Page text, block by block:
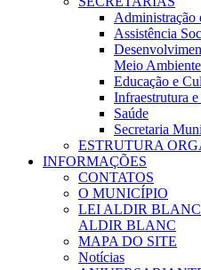
Administração
Assistência
Meio Ambiente
Educação e
Infraestrutura
Saúde
Secretaria
ESTRUTURA
INFORMAÇÕES
CONTATOS
O MUNICÍPIO
LEI ALDIR BLANC
ALDIR BLANC
MAPA DO SITE
Notícias